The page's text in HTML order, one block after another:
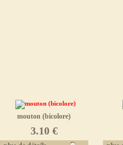
mouton (bicolore)
3.10 €